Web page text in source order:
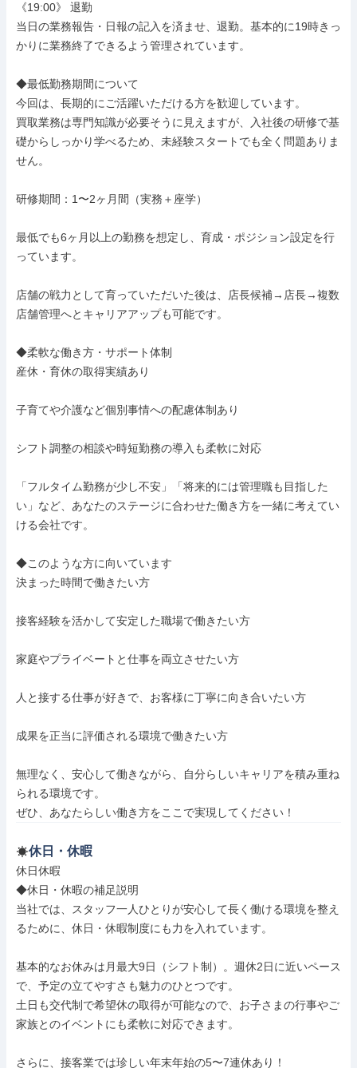
《19:00》 退勤
当日の業務報告・日報の記入を済ませ、退勤。基本的に19時きっ
かりに業務終了できるよう管理されています。
◆最低勤務期間について
今回は、長期的にご活躍いただける方を歓迎しています。
買取業務は専門知識が必要そうに見えますが、入社後の研修で基
礎からしっかり学べるため、未経験スタートでも全く問題ありま
せん。
研修期間：1〜2ヶ月間（実務＋座学）
最低でも6ヶ月以上の勤務を想定し、育成・ポジション設定を行
っています。
店舗の戦力として育っていただいた後は、店長候補→店長→複数
店舗管理へとキャリアアップも可能です。
◆柔軟な働き方・サポート体制
産休・育休の取得実績あり
子育てや介護など個別事情への配慮体制あり
シフト調整の相談や時短勤務の導入も柔軟に対応
「フルタイム勤務が少し不安」「将来的には管理職も目指した
い」など、あなたのステージに合わせた働き方を一緒に考えてい
ける会社です。
◆このような方に向いています
決まった時間で働きたい方
接客経験を活かして安定した職場で働きたい方
家庭やプライベートと仕事を両立させたい方
人と接する仕事が好きで、お客様に丁寧に向き合いたい方
成果を正当に評価される環境で働きたい方
無理なく、安心して働きながら、自分らしいキャリアを積み重ね
られる環境です。
ぜひ、あなたらしい働き方をここで実現してください！
休日・休暇
休日休暇
◆休日・休暇の補足説明
当社では、スタッフ一人ひとりが安心して長く働ける環境を整え
るために、休日・休暇制度にも力を入れています。
基本的なお休みは月最大9日（シフト制）。週休2日に近いペース
で、予定の立てやすさも魅力のひとつです。
土日も交代制で希望休の取得が可能なので、お子さまの行事やご
家族とのイベントにも柔軟に対応できます。
さらに、接客業では珍しい年末年始の5〜7連休あり！